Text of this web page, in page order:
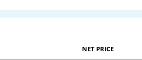
NET PRICE